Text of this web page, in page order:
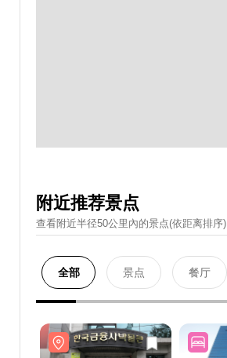
附近推荐景点
查看附近半径50公里內的景点(依距离排序)
全部 景点 餐厅